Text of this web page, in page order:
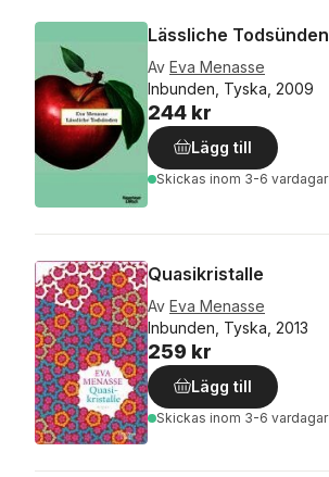
Lässliche Todsünden
Av Eva Menasse
Inbunden, Tyska, 2009
244 kr
Lägg till
Skickas inom 3-6 vardagar
Quasikristalle
Av Eva Menasse
Inbunden, Tyska, 2013
259 kr
Lägg till
Skickas inom 3-6 vardagar